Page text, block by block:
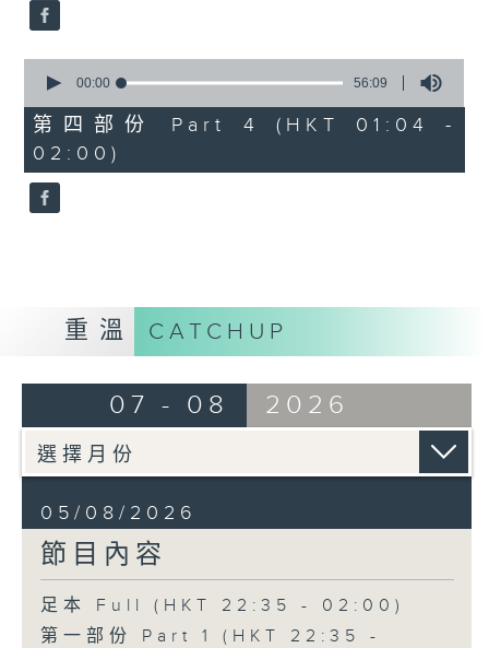
6.「桂枝寫狀」
由 馬師曾、紅線女 主唱
節目時間：0100-0200
「珍珠塔(二)」
由 陳蘭、雪娟、廣玉 主唱
seconds
56
minutes,
9
seconds
00:00 56:09
第四部份 Part 4 (HKT 01:04 -
02:00)
重溫 CATCHUP
07 - 08 2026
05/08/2026
節目內容
足本 Full (HKT 22:35 - 02:00)
第一部份 Part 1 (HKT 22:35 -